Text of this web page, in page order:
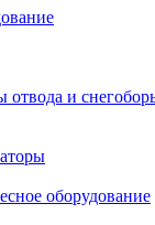
отвода и
оборудование